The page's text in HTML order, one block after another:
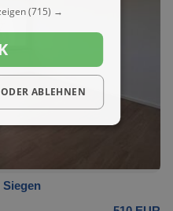
(715) →
ABLEHNEN